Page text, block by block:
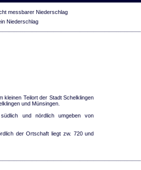
messbarer Niederschlag
Niederschlag
kleinen Teilort der Stadt Schelklingen
und Münsingen.
und nördlich umgeben von
der Ortschaft liegt zw. 720 und